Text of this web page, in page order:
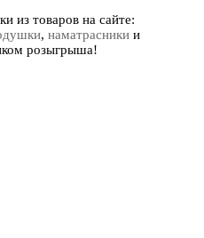
из товаров на сайте:
, наматрасники и
розыгрыша!